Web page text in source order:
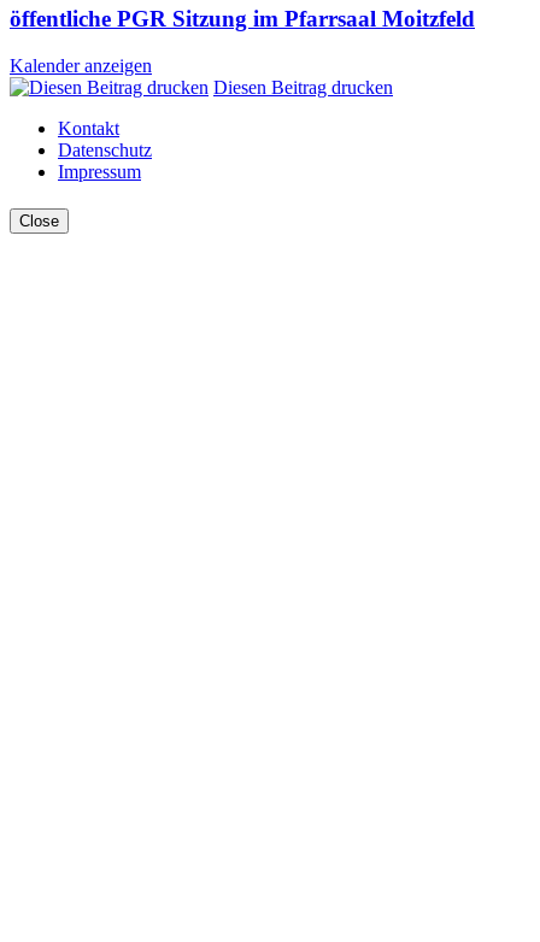
öffentliche PGR Sitzung im Pfarrsaal Moitzfeld
Kalender anzeigen
Diesen Beitrag drucken
Kontakt
Datenschutz
Impressum
Close